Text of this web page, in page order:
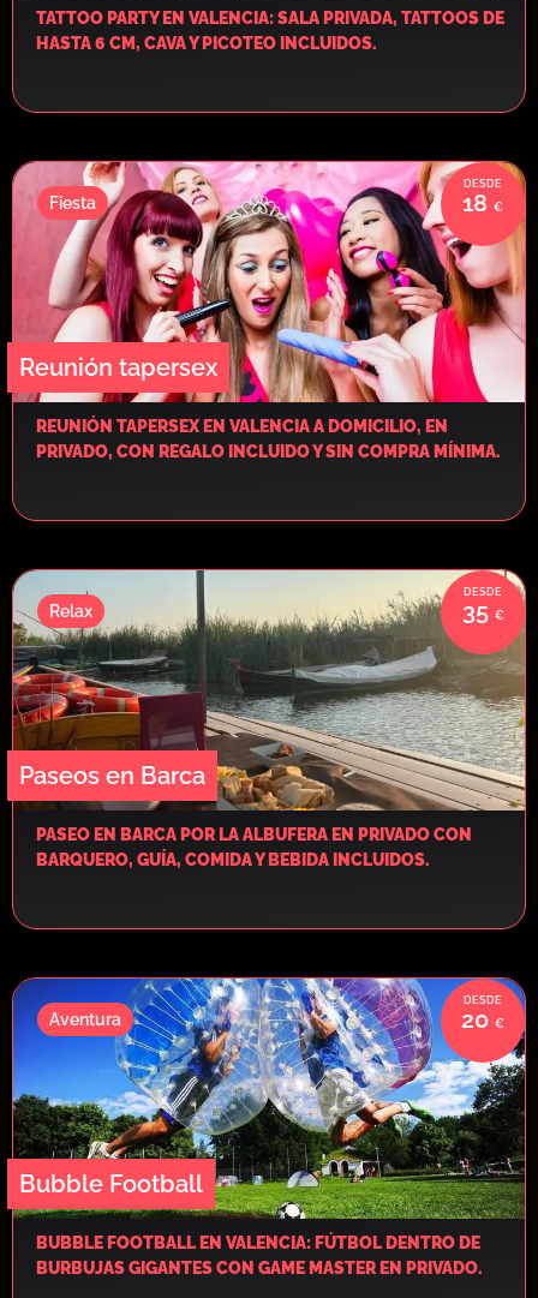
TATTOO PARTY EN VALENCIA: SALA PRIVADA, TATTOOS DE
HASTA 6 CM, CAVA Y PICOTEO INCLUIDOS.
Reunión tapersex
18
Fiesta
REUNIÓN TAPERSEX EN VALENCIA A DOMICILIO, EN
PRIVADO, CON REGALO INCLUIDO Y SIN COMPRA MÍNIMA.
Paseos en Barca
35
Relax
PASEO EN BARCA POR LA ALBUFERA EN PRIVADO CON
BARQUERO, GUÍA, COMIDA Y BEBIDA INCLUIDOS.
Bubble Football
20
Aventura
BUBBLE FOOTBALL EN VALENCIA: FÚTBOL DENTRO DE
BURBUJAS GIGANTES CON GAME MASTER EN PRIVADO.